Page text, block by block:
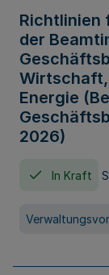
Richtlinien
der
Energie
2026)
In Kraft